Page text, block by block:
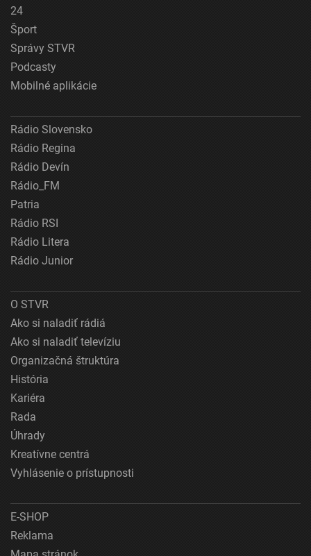
24
Šport
Správy STVR
Podcasty
Mobilné aplikácie
Rádio Slovensko
Rádio Regina
Rádio Devín
Rádio_FM
Patria
Rádio RSI
Rádio Litera
Rádio Junior
O STVR
Ako si naladiť rádiá
Ako si naladiť televíziu
Organizačná štruktúra
História
Kariéra
Rada
Úhrady
Kreatívne centrá
Vyhlásenie o prístupnosti
E-SHOP
Reklama